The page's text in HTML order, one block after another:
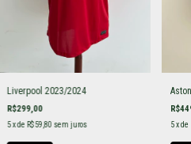
Liverpool 2023/2024
R$299,00
5x de R$59,80 sem juros 5 x de